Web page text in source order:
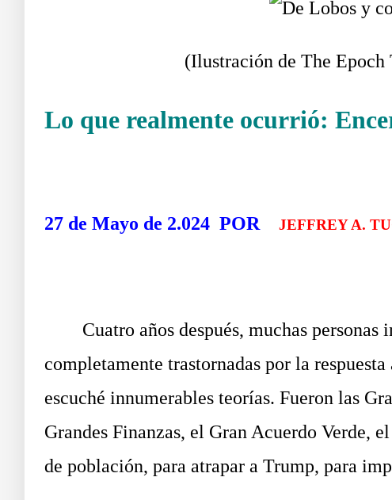
(Ilustración de The Epoch
Lo que realmente ocurrió:
27 de Mayo de 2.024 POR JEFFREY A.
Cuatro años después, muchas personas
completamente trastornadas por la
escuché innumerables teorías. Fueron las
Grandes Finanzas, el Gran Acuerdo Verde,
de población, para atrapar a Trump, para